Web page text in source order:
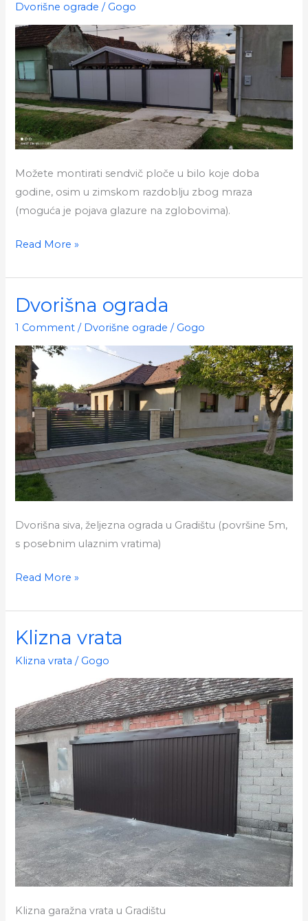
Dvorišne ograde / Gogo
Možete montirati sendvič ploče u bilo koje doba
godine, osim u zimskom razdoblju zbog mraza
(moguća je pojava glazure na zglobovima).
Panel
ograda
Read More »
Dvorišna ograda
1 Comment / Dvorišne ograde / Gogo
Dvorišna siva, željezna ograda u Gradištu (površine 5m,
s posebnim ulaznim vratima)
Dvorišna
Read More »
Klizna vrata
Klizna vrata / Gogo
Klizna garažna vrata u Gradištu